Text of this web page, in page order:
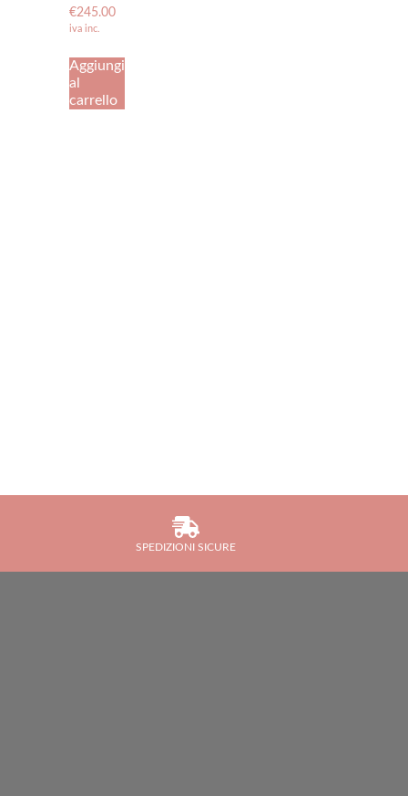
€245.00
iva inc.
Aggiungi
al
carrello
SPEDIZIONI SICURE